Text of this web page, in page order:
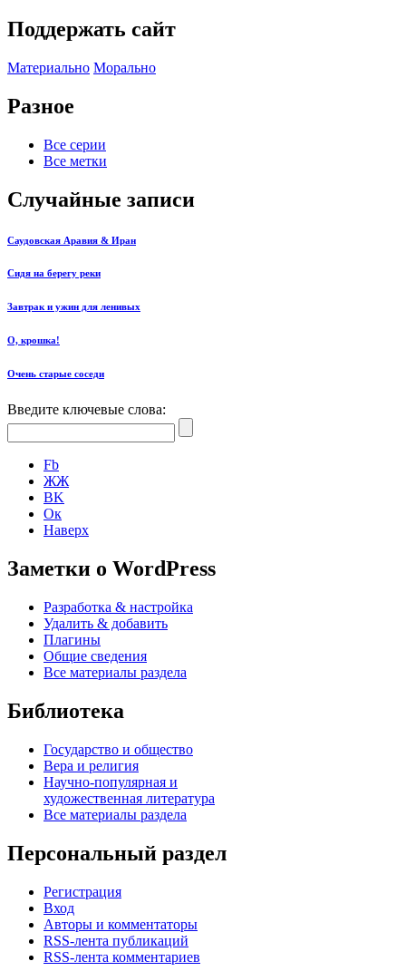
Поддержать сайт
Материально Морально
Разное
Все серии
Все метки
Случайные записи
Саудовская Аравия & Иран
Сидя на берегу реки
Завтрак и ужин для ленивых
О, крошка!
Очень старые соседи
Введите ключевые слова:
Fb
ЖЖ
ВK
Ок
Наверх
Заметки о WordPress
Разработка & настройка
Удалить & добавить
Плагины
Общие сведения
Все материалы раздела
Библиотека
Государство и общество
Вера и религия
Научно-популярная и
художественная литература
Все материалы раздела
Персональный раздел
Регистрация
Вход
Авторы и комментаторы
RSS-лента публикаций
RSS-лента комментариев